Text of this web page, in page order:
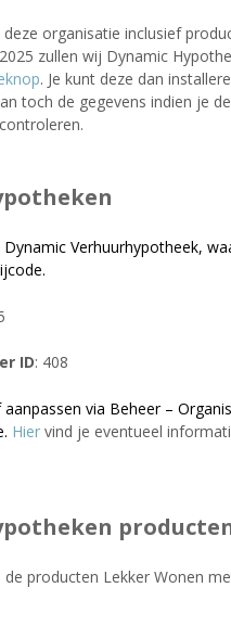
organisatie inclusief
zullen wij Dynamic
. Je kunt deze dan
toch de gegevens indien je
Verhuurhypotheek,
ID: 408
via Beheer –
Hier vind je eventueel
producten Lekker Wonen